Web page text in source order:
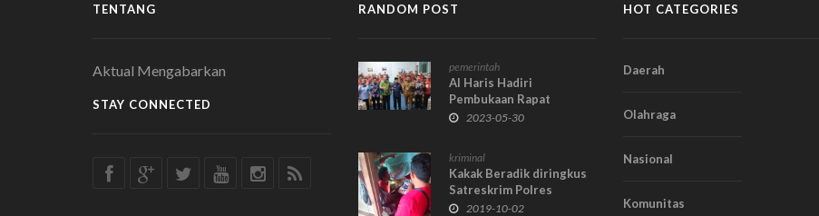
TENTANG
Aktual Mengabarkan
STAY CONNECTED
RANDOM POST
pemerintah
Al Haris Hadiri
Pembukaan Rapat
Koordinasi Bidang
2023-05-30
kriminal
Kakak Beradik diringkus
Satreskrim Polres
Kerinci
2019-10-02
HOT CATEGORIES
Daerah
Olahraga
Nasional
Komunitas